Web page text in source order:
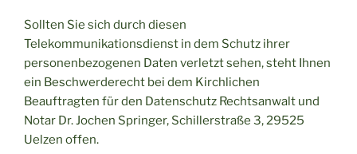
Sollten Sie sich durch diesen
Telekommunikationsdienst in dem Schutz ihrer
personenbezogenen Daten verletzt sehen, steht Ihnen
ein Beschwerderecht bei dem Kirchlichen
Beauftragten für den Datenschutz Rechtsanwalt und
Notar Dr. Jochen Springer, Schillerstraße 3, 29525
Uelzen offen.